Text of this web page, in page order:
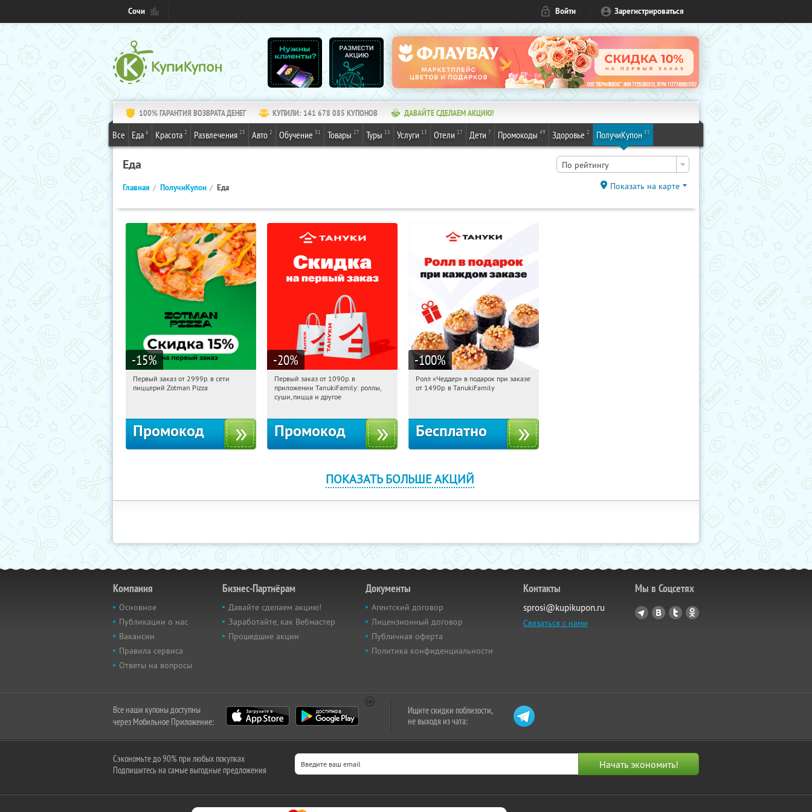
Сочи Войти Зарегистрироваться
100% ГАРАНТИЯ ВОЗВРАТА ДЕНЕГ КУПИЛИ: 141 678 086 КУПОНОВ ДАВАЙТЕ СДЕЛАЕМ АКЦИЮ!
Все Еда 6 Красота 2 Развлечения 25 Авто 2 Обучение 31 Товары 27 Туры 13 Услуги 13 Отели 17 Дети 7 Промокоды 49 Здоровье 2 ПолучиКупон 85
Еда По рейтингу
Главная ПолучиКупон Еда Показать на карте
-15%
03:45:53 Получили:
Первый заказ от 2999р. в сети
пиццерий Zotman Pizza
Промокод
-20%
03:45:53 Получили:
Россия
Первый заказ от 1090р. в
приложении TanukiFamily: роллы,
суши, пицца и другое
Промокод
-100%
03:45:53 Получили:108
Ролл «Чеддер» в подарок при заказе
от 1490р. в TanukiFamily
Бесплатно
ПОКАЗАТЬ БОЛЬШЕ АКЦИЙ
Компания
Основное
Публикации о нас
Вакансии
Правила сервиса
Ответы на вопросы
Бизнес-Партнёрам
Давайте сделаем акцию!
Заработайте, как Вебмастер
Прошедшие акции
Документы
Агентский договор
Лицензионный договор
Публичная оферта
Политика конфиденциальности
Контакты
sprosi@kupikupon.ru
Связаться с нами
Мы в Соцсетях
Все наши купоны доступны
через Мобильное Приложение:
Ищите скидки поблизости,
не выходя из чата:
Сэкономьте до 90% при любых покупках
Подпишитесь на самые выгодные предложения